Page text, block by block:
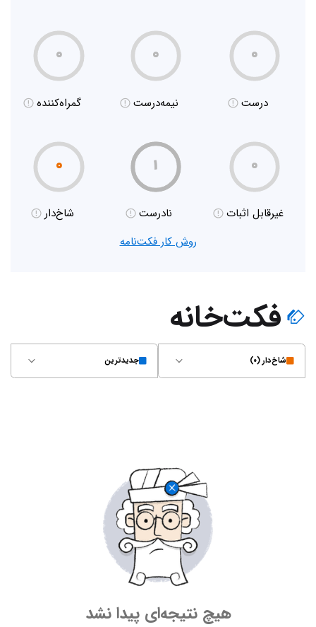
۰
درست
۰
نیمه‌درست
۰
گمراه‌کننده
۰
غیر‌قابل اثبات
۱
نادرست
۰
شاخ‌دار
روش کار فکت‌نامه
فکت‌خانه
شاخ‌دار (۰) جدیدترین
هیچ نتیجه‌ای پیدا نشد